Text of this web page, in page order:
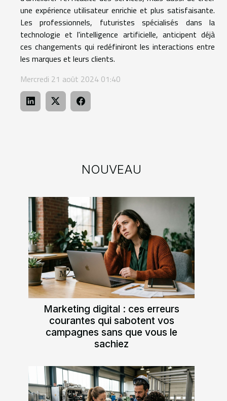
NOUVEAU
Marketing digital : ces erreurs
courantes qui sabotent vos
campagnes sans que vous le
sachiez
une expérience utilisateur enrichie et plus satisfaisante.
Les professionnels, futuristes spécialisés dans la
technologie et l'intelligence artificielle, anticipent déjà
ces changements qui redéfiniront les interactions entre
les marques et leurs clients.
Mercredi 21 août 2024 01:40